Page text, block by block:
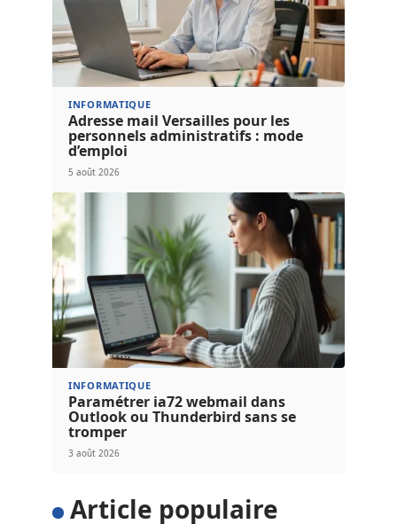
INFORMATIQUE
Adresse mail Versailles pour les
personnels administratifs : mode
d’emploi
5 août 2026
INFORMATIQUE
Paramétrer ia72 webmail dans
Outlook ou Thunderbird sans se
tromper
3 août 2026
Article populaire